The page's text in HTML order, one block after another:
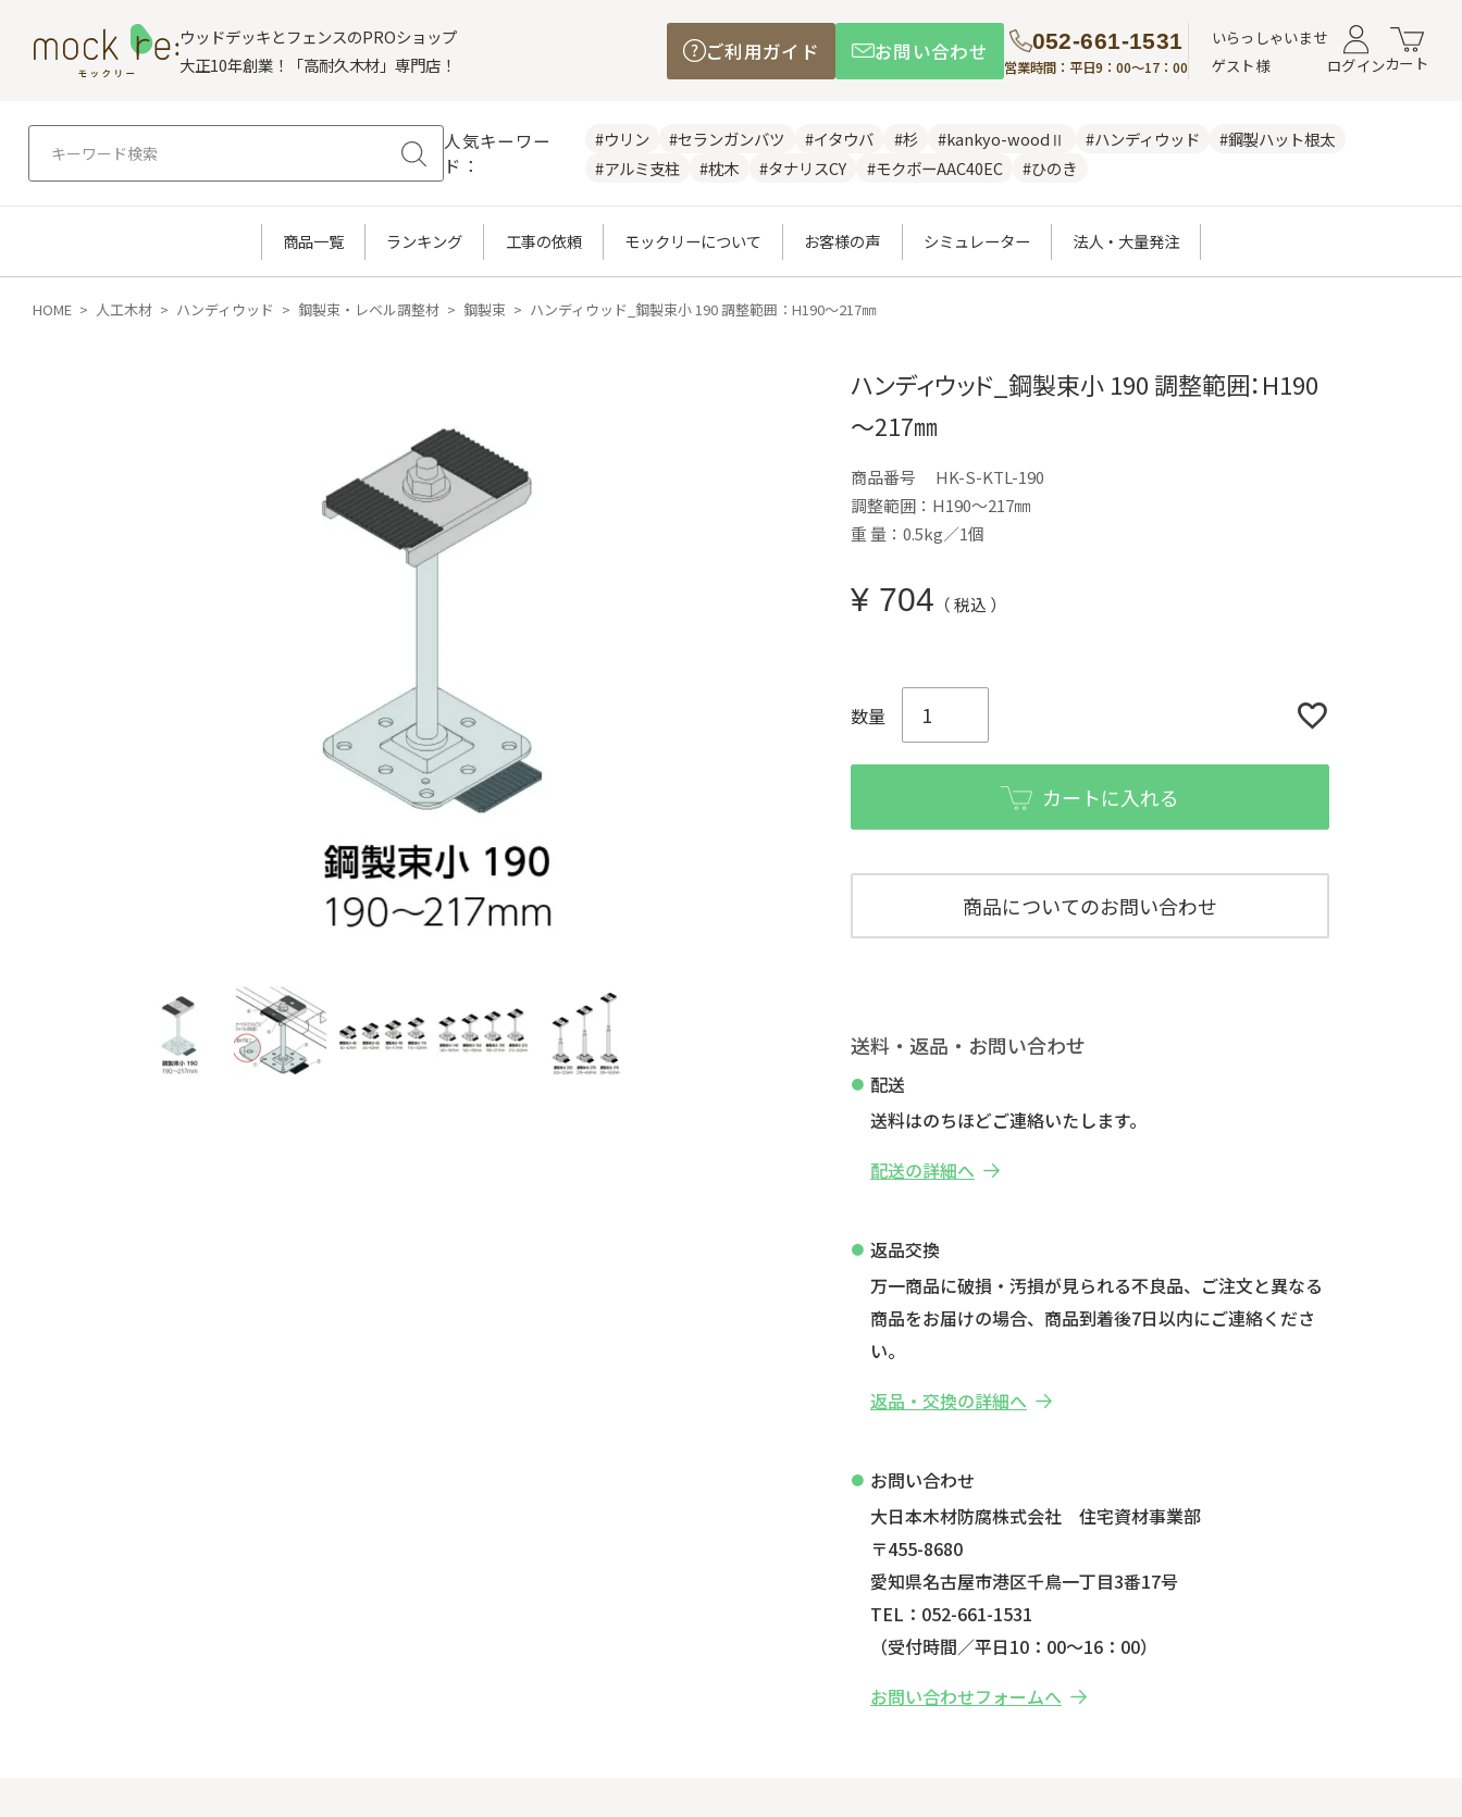
ウッドデッキとフェンスのPROショップ
大正10年創業！「高耐久木材」専門店！
ご利用ガイド お問い合わせ 052-661-1531
営業時間：平日9：00～17：00
いらっしゃいませ
ゲスト様
ログインカート
人気キーワー
ド：
#ウリン #セランガンバツ #イタウバ #杉 #kankyo-woodⅡ #ハンディウッド
#鋼製ハット根太
#アルミ支柱
#枕木 #タナリスCY #モクボーAAC40EC #ひのき
商品一覧 ランキング 工事の依頼 モックリーについて お客様の声 シミュレーター 法人・大量発注
HOME 人工木材 ハンディウッド 鋼製束・レベル調整材 鋼製束 ハンディウッド_鋼製束小 190 調整範囲：H190～217㎜
ハンディウッド_鋼製束小 190 調整範囲：H190
～217㎜
商品番号
HK-S-KTL-190
調整範囲：H190～217㎜
重 量：0.5kg／1個
¥ 704 税込
カートに入れる
商品についてのお問い合わせ
送料・返品・お問い合わせ
配送
送料はのちほどご連絡いたします。
配送の詳細へ
返品交換
万一商品に破損・汚損が見られる不良品、ご注文と異なる
商品をお届けの場合、商品到着後7日以内にご連絡くださ
い。
返品・交換の詳細へ
お問い合わせ
大日本木材防腐株式会社 住宅資材事業部
〒455-8680
愛知県名古屋市港区千鳥一丁目3番17号
TEL：052-661-1531
（受付時間／平日10：00～16：00）
お問い合わせフォームへ